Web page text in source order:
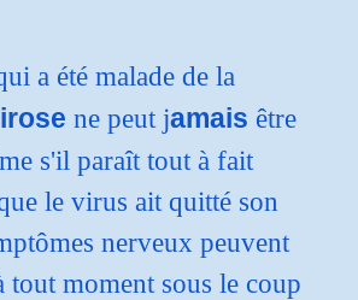
a été malade de la
ne peut jamais être
s'il paraît tout à fait
le virus ait quitté son
nerveux peuvent
tout moment sous le coup